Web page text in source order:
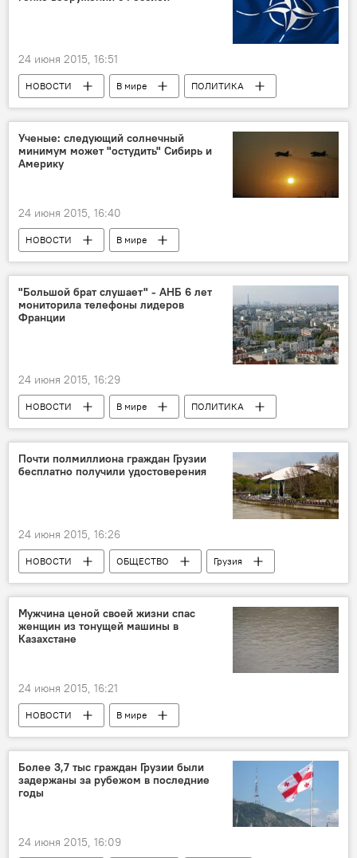
24 июня 2015, 16:51
НОВОСТИ В мире
ПОЛИТИКА
Россия
Ученые: следующий солнечный
минимум может "остудить" Сибирь и
Америку
24 июня 2015, 16:40
НОВОСТИ В мире
"Большой брат слушает" - АНБ 6 лет
мониторила телефоны лидеров
Франции
24 июня 2015, 16:29
НОВОСТИ В мире ПОЛИТИКА
Почти полмиллиона граждан Грузии
бесплатно получили удостоверения
24 июня 2015, 16:26
НОВОСТИ ОБЩЕСТВО Грузия
Мужчина ценой своей жизни спас
женщин из тонущей машины в
Казахстане
24 июня 2015, 16:21
НОВОСТИ
В мире
ПРОИСШЕСТВИЯ
Более 3,7 тыс граждан Грузии были
задержаны за рубежом в последние
годы
24 июня 2015, 16:09